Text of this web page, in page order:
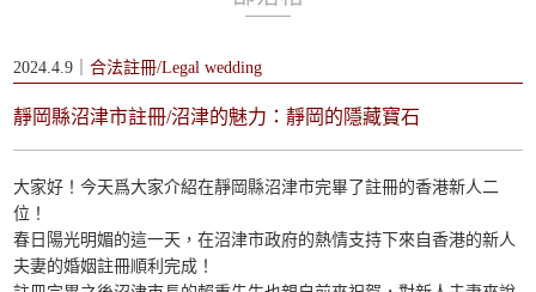
2024.4.9｜合法註冊/Legal wedding
靜岡縣沼津市註冊/沼津的魅力：靜岡的隱藏寶石
大家好！今天爲大家介紹在靜岡縣沼津市完畢了註冊的香港新人二
位！
春日陽光明媚的這一天，在沼津市政府的熱情支持下來自香港的新人
夫妻的婚姻註冊順利完成！